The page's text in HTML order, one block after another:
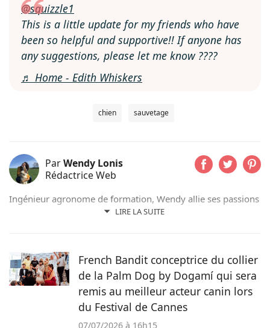
@squizzle1
This is a little update for my friends who have
been so helpful and supportive!! If anyone has
any suggestions, please let me know ????
♬ Home - Edith Whiskers
chien sauvetage
ParWendy Lonis
Rédactrice Web
LIRE LA SUITE
Ingénieur agronome de formation, Wendy allie ses passions
pour les mots et les animaux en écrivant pour Pets-dating.
australien, des poules et même des pigeons voyageurs !
French Bandit conceptrice du collier
de la Palm Dog by Dogamí qui sera
remis au meilleur acteur canin lors
du Festival de Cannes
07/07/2026 à 16h15